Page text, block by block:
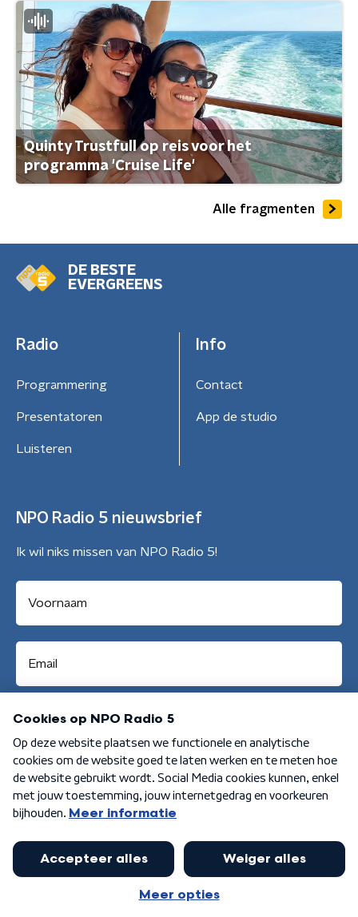
Quinty Trustfull op reis voor het
programma 'Cruise Life'
Alle fragmenten
DE BESTE
EVERGREENS
Radio
Programmering
Presentatoren
Luisteren
Info
Contact
App de studio
NPO Radio 5 nieuwsbrief
Ik wil niks missen van NPO Radio 5!
Aanmelden
Algemene voorwaarden